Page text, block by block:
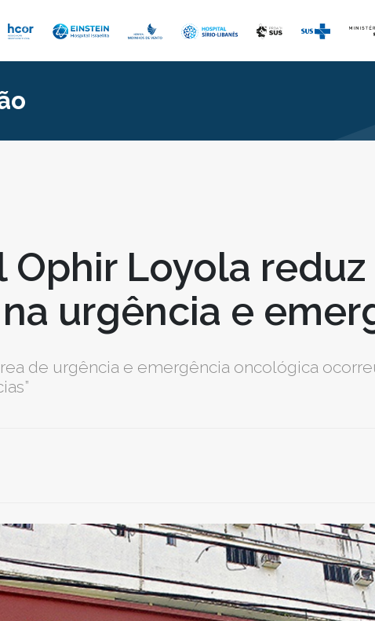
Loyola reduz
urgência e
de urgência e emergência oncológica